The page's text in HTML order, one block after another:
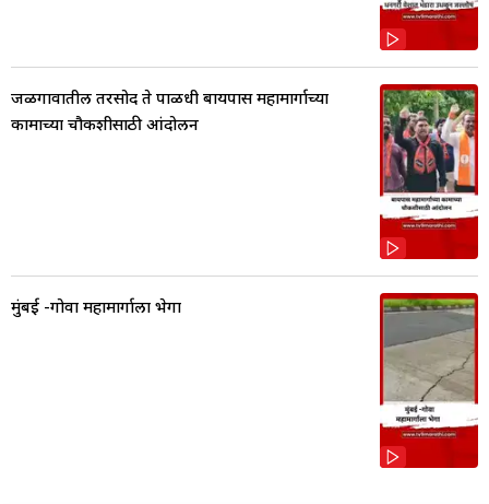
जळगावातील तरसोद ते पाळधी बायपास महामार्गाच्या
कामाच्या चौकशीसाठी आंदोलन
मुंबई -गोवा महामार्गाला भेगा